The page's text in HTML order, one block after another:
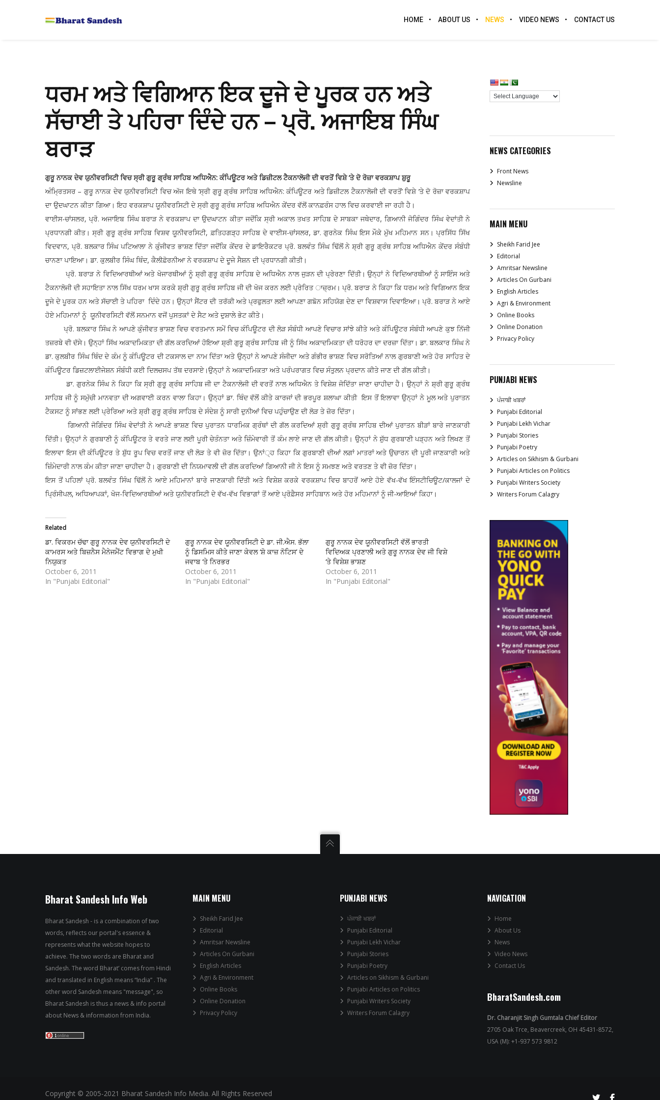
HOME ABOUT US NEWS VIDEO NEWS CONTACT US
ਧਰਮ ਅਤੇ ਵਿਗਿਆਨ ਇਕ ਦੂਜੇ ਦੇ ਪੂਰਕ ਹਨ ਅਤੇ
ਸੱਚਾਈ ਤੇ ਪਹਿਰਾ ਦਿੰਦੇ ਹਨ – ਪ੍ਰੋ. ਅਜਾਇਬ ਸਿੰਘ
ਬਰਾੜ
ਗੁਰੂ ਨਾਨਕ ਦੇਵ ਯੁਨੀਵਰਸਿਟੀ ਵਿਚ ਸ੍ਰੀ ਗੁਰੂ ਗ੍ਰੰਥ ਸਾਹਿਬ ਅਧਿਐਨ: ਕੰਪਿਊਟਰ ਅਤੇ ਡਿਜ਼ੀਟਲ ਟੈਕਨਾਲੋਜੀ ਦੀ ਵਰਤੋਂ ਵਿਸ਼ੇ ‘ਤੇ ਦੋ ਰੋਜ਼ਾ ਵਰਕਸ਼ਾਪ ਸ਼ੁਰੂ
ਅੰਮ੍ਰਿਤਸਰ – ਗੁਰੂ ਨਾਨਕ ਦੇਵ ਯੁਨੀਵਰਸਿਟੀ ਵਿਚ ਅੱਜ ਇਥੇ ‘ਸ੍ਰੀ ਗੁਰੂ ਗ੍ਰੰਥ ਸਾਹਿਬ ਅਧਿਐਨ: ਕੰਪਿਊਟਰ ਅਤੇ ਡਿਜ਼ੀਟਲ ਟੈਕਨਾਲੋਜੀ ਦੀ ਵਰਤੋਂ’ ਵਿਸ਼ੇ ‘ਤੇ ਦੋ ਰੋਜ਼ਾ ਵਰਕਸ਼ਾਪ
ਦਾ ਉਦਘਾਟਨ ਕੀਤਾ ਗਿਆ। ਇਹ ਵਰਕਸ਼ਾਪ ਯੂਨੀਵਰਸਿਟੀ ਦੇ ਸ੍ਰੀ ਗੁਰੂ ਗ੍ਰੰਥ ਸਾਹਿਬ ਅਧਿਐਨ ਕੇਂਦਰ ਵੱਲੋਂ ਕਾਨਫ਼ਰੰਸ ਹਾਲ ਵਿਚ ਕਰਵਾਈ ਜਾ ਰਹੀ ਹੈ।
ਵਾਈਸ-ਚਾਂਸਲਰ, ਪ੍ਰੋ. ਅਜਾਇਬ ਸਿੰਘ ਬਰਾੜ ਨੇ ਵਰਕਸ਼ਾਪ ਦਾ ਉਦਘਾਟਨ ਕੀਤਾ ਜਦੋਂਕਿ ਸ੍ਰੀ ਅਕਾਲ ਤਖਤ ਸਾਹਿਬ ਦੇ ਸਾਬਕਾ ਜਥੇਦਾਰ, ਗਿਆਨੀ ਜੋਗਿੰਦਰ ਸਿੰਘ ਵੇਦਾਂਤੀ ਨੇ
ਪ੍ਰਧਾਨਗੀ ਕੀਤ। ਸ੍ਰੀ ਗੁਰੂ ਗ੍ਰੰਥ ਸਾਹਿਬ ਵਿਸ਼ਵ ਯੂਨੀਵਰਸਿਟੀ, ਫ਼ਤਿਹਗੜ੍ਹ ਸਾਹਿਬ ਦੇ ਵਾਈਸ-ਚਾਂਸਲਰ, ਡਾ. ਗੁਰਨੇਕ ਸਿੰਘ ਇਸ ਮੌਕੇ ਮੁੱਖ ਮਹਿਮਾਨ ਸਨ। ਪ੍ਰਸਿੱਧ ਸਿੱਖ
ਵਿਦਵਾਨ, ਪ੍ਰੋ. ਬਲਕਾਰ ਸਿੰਘ ਪਟਿਆਲਾ ਨੇ ਕੁੰਜੀਵਤ ਭਾਸ਼ਣ ਦਿੱਤਾ ਜਦੋਂਕਿ ਕੇਂਦਰ ਦੇ ਡਾਇਰੈਕਟਰ ਪ੍ਰੋ. ਬਲਵੰਤ ਸਿੰਘ ਢਿੱਲੋਂ ਨੇ ਸ਼੍ਰੀ ਗੁਰੂ ਗ੍ਰੰਥ ਸਾਹਿਬ ਅਧਿਐਨ ਕੇਂਦਰ ਸੰਬੰਧੀ
ਚਾਨਣਾ ਪਾਇਆ। ਡਾ. ਕੁਲਬੀਰ ਸਿੰਘ ਥਿੰਦ, ਕੈਲੀਫ਼ੋਰਨੀਆ ਨੇ ਵਰਕਸ਼ਾਪ ਦੇ ਦੂਜੇ ਸੈਸ਼ਨ ਦੀ ਪ੍ਰਧਾਨਗੀ ਕੀਤੀ।
ਪ੍ਰੋ. ਬਰਾੜ ਨੇ ਵਿਦਿਆਰਥੀਆਂ ਅਤੇ ਖੋਜਾਰਥੀਆਂ ਨੂੰ ਸ਼੍ਰੀ ਗੁਰੂ ਗ੍ਰੰਥ ਸਾਹਿਬ ਦੇ ਅਧਿਐਨ ਨਾਲ ਜੁੜਨ ਦੀ ਪ੍ਰੇਰਣਾ ਦਿੱਤੀ। ਉਨ੍ਹਾਂ ਨੇ ਵਿਦਿਆਰਥੀਆਂ ਨੂੰ ਸਾਇੰਸ ਅਤੇ
ਟੈਕਨਾਲੋਜੀ ਦੀ ਸਹਾਇਤਾ ਨਾਲ ਸਿੱਖ ਧਰਮ ਖਾਸ ਕਰਕੇ ਸ਼੍ਰੀ ਗੁਰੂ ਗ੍ਰੰਥ ਸਾਹਿਬ ਜੀ ਦੀ ਖੋਜ ਕਰਨ ਲਈ ਪ੍ਰੇਰਿਤ ਾਜ਼੍ਰਮ। ਪ੍ਰੋ. ਬਰਾੜ ਨੇ ਕਿਹਾ ਕਿ ਧਰਮ ਅਤੇ ਵਿਗਿਆਨ ਇਕ
ਦੂਜੇ ਦੇ ਪੂਰਕ ਹਨ ਅਤੇ ਸੱਚਾਈ ਤੇ ਪਹਿਰਾ ਦਿੰਦੇ ਹਨ। ਉਨ੍ਹਾਂ ਸੈਂਟਰ ਦੀ ਤਰੱਕੀ ਅਤੇ ਪ੍ਰਫੁਲਤਾ ਲਈ ਆਪਣਾ ਗਙੋਨ ਸਹਿਯੋਗ ਦੇਣ ਦਾ ਵਿਸ਼ਵਾਸ ਦਿਵਾਇਆ। ਪ੍ਰੋ. ਬਰਾੜ ਨੇ ਆਏ
ਹੋਏ ਮਹਿਮਾਨਾਂ ਨੂੰ ਯੂਨੀਵਰਸਿਟੀ ਵੱਲੋਂ ਸਨਮਾਨ ਵਜੋਂ ਪੁਸਤਕਾਂ ਦੇ ਸੈਟ ਅਤੇ ਦੁਸ਼ਾਲੇ ਭੇਟ ਕੀਤੇ।
ਪ੍ਰੋ. ਬਲਕਾਰ ਸਿੰਘ ਨੇ ਆਪਣੇ ਕੁੰਜੀਵਤ ਭਾਸ਼ਣ ਵਿਚ ਵਰਤਮਾਨ ਸਮੇਂ ਵਿਚ ਕੰਪਿਊਟਰ ਦੀ ਲੋੜ ਸੰਬੰਧੀ ਆਪਣੇ ਵਿਚਾਰ ਸਾਂਝੇ ਕੀਤੇ ਅਤੇ ਕੰਪਿਊਟਰ ਸੰਬੰਧੀ ਆਪਣੇ ਕੁਝ ਨਿੱਜੀ
ਤਜ਼ਰਬੇ ਵੀ ਦੱਸੇ। ਉਨ੍ਹਾਂ ਸਿੱਖ ਅਕਾਦਮਿਕਤਾ ਦੀ ਗੱਲ ਕਰਦਿਆਂ ਹੋਇਆ ਸ਼੍ਰੀ ਗੁਰੂ ਗ੍ਰੰਥ ਸਾਹਿਬ ਜੀ ਨੂੰ ਸਿੱਖ ਅਕਾਦਮਿਕਤਾ ਦੀ ਧਰੋਹਰ ਦਾ ਦਰਜ਼ਾ ਦਿੱਤਾ। ਡਾ. ਬਲਕਾਰ ਸਿੰਘ ਨੇ
ਡਾ. ਕੁਲਬੀਰ ਸਿੰਘ ਥਿੰਦ ਦੇ ਕੰਮ ਨੂੰ ਕੰਪਿਊਟਰ ਦੀ ਟਕਸਾਲ ਦਾ ਨਾਮ ਦਿੱਤਾ ਅਤੇ ਉਨ੍ਹਾਂ ਨੇ ਆਪਣੇ ਸੰਜੀਦਾ ਅਤੇ ਗੰਭੀਰ ਭਾਸ਼ਣ ਵਿਚ ਸਰੋਤਿਆਂ ਨਾਲ ਗੁਰਬਾਣੀ ਅਤੇ ਹੋਰ ਸਾਹਿਤ ਦੇ
ਕੰਪਿਊਟਰ ਡਿਜ਼ਟਲਾਈਜੇਸ਼ਨ ਸੰਬੰਧੀ ਕਈ ਦਿਲਚਸਪ ਤੱਥ ਦਰਸਾਏ।ਉਨ੍ਹਾਂ ਨੇ ਅਕਾਦਮਿਕਤਾ ਅਤੇ ਪਰੰਪਰਾਗਤ ਵਿਚ ਸੰਤੁਲਨ ਪ੍ਰਦਾਨ ਕੀਤੇ ਜਾਣ ਦੀ ਗੱਲ ਕੀਤੀ।
ਡਾ. ਗੁਰਨੇਕ ਸਿੰਘ ਨੇ ਕਿਹਾ ਕਿ ਸ੍ਰੀ ਗੁਰੂ ਗ੍ਰੰਥ ਸਾਹਿਬ ਜੀ ਦਾ ਟੈਕਨਾਲੋਜੀ ਦੀ ਵਰਤੋਂ ਨਾਲ ਅਧਿਐਨ ਤੇ ਵਿਸ਼ੇਸ਼ ਜੋਦਿੱਤਾ ਜਾਣਾ ਚਾਹੀਦਾ ਹੈ। ਉਨ੍ਹਾਂ ਨੇ ਸ਼੍ਰੀ ਗੁਰੂ ਗ੍ਰੰਥ
ਸਾਹਿਬ ਜੀ ਨੂੰ ਸਮੁੱਚੀ ਮਾਨਵਤਾ ਦੀ ਅਗਵਾਈ ਕਰਨ ਵਾਲਾ ਕਿਹਾ। ਉਨ੍ਹਾਂ ਡਾ. ਥਿੰਦ ਵੱਲੋਂ ਕੀਤੇ ਕਾਰਜਾਂ ਦੀ ਭਰਪੂਰ ਸ਼ਲਾਘਾ ਕੀਤੀ ਇਸ ਤੋਂ ਇਲਾਵਾ ਉਨ੍ਹਾਂ ਨੇ ਮੂਲ ਅਤੇ ਪੁਰਾਤਨ
ਟੈਕਸਟ ਨੂੰ ਸਾਂਭਣ ਲਈ ਪ੍ਰੇਰਿਆ ਅਤੇ ਸ਼੍ਰੀ ਗੁਰੂ ਗ੍ਰੰਥ ਸਾਹਿਬ ਦੇ ਸੰਦੇਸ਼ ਨੂੰ ਸਾਰੀ ਦੁਨੀਆਂ ਵਿਚ ਪਹੁੰਚਾਉਣ ਦੀ ਲੋੜ ਤੇ ਜ਼ੋਰ ਦਿੱਤਾ।
ਗਿਆਨੀ ਜੋਗਿੰਦਰ ਸਿੰਘ ਵੇਦਾਂਤੀ ਨੇ ਆਪਣੇ ਭਾਸ਼ਣ ਵਿਚ ਪੁਰਾਤਨ ਧਾਰਮਿਕ ਗ੍ਰੰਥਾਂ ਦੀ ਗੱਲ ਕਰਦਿਆਂ ਸ਼੍ਰੀ ਗੁਰੂ ਗ੍ਰੰਥ ਸਾਹਿਬ ਦੀਆਂ ਪੁਰਾਤਨ ਬੀੜਾਂ ਬਾਰੇ ਜਾਣਕਾਰੀ
ਦਿੱਤੀ। ਉਨ੍ਹਾਂ ਨੇ ਗੁਰਬਾਣੀ ਨੂੰ ਕੰਪਿਊਟਰ ਤੇ ਵਰਤੇ ਜਾਣ ਲਈ ਪੂਰੀ ਚੇਤੰਨਤਾ ਅਤੇ ਜ਼ਿੰਮੇਵਾਰੀ ਤੋਂ ਕੰਮ ਲਾਏ ਜਾਣ ਦੀ ਗੱਲ ਕੀਤੀ। ਉਨ੍ਹਾਂ ਨੇ ਸ਼ੁੱਧ ਗੁਰਬਾਣੀ ਪੜ੍ਹਨ ਅਤੇ ਲਿਖਣ ਤੋਂ
ਇਲਾਵਾ ਇਸ ਦੀ ਕੰਪਿਊਟਰ ਤੇ ਸ਼ੁੱਧ ਰੂਪ ਵਿਚ ਵਰਤੋਂ ਜਾਣ ਦੀ ਲੋੜ ਤੇ ਵੀ ਜ਼ੋਰ ਦਿੱਤਾ। ਉਨਾਂ੍ਹ ਕਿਹਾ ਕਿ ਗੁਰਬਾਣੀ ਦੀਆਂ ਲਗਾਂ ਮਾਤਰਾਂ ਅਤੇ ਉਚਾਰਨ ਦੀ ਪੂਰੀ ਜਾਣਕਾਰੀ ਅਤੇ
ਜ਼ਿੰਮੇਦਾਰੀ ਨਾਲ ਕੰਮ ਕੀਤਾ ਜਾਣਾ ਚਾਹੀਦਾ ਹੈ। ਗੁਰਬਾਣੀ ਦੀ ਨਿਯਮਾਵਲੀ ਦੀ ਗੱਲ ਕਰਦਿਆਂ ਗਿਆਨੀ ਜੀ ਨੇ ਇਸ ਨੂੰ ਸਮਝਣ ਅਤੇ ਵਰਤਣ ਤੇ ਵੀ ਜ਼ੋਰ ਦਿੱਤਾ।
ਇਸ ਤੋਂ ਪਹਿਲਾਂ ਪ੍ਰੋ. ਬਲਵੰਤ ਸਿੰਘ ਢਿੱਲੋਂ ਨੇ ਆਏ ਮਹਿਮਾਨਾਂ ਬਾਰੇ ਜਾਣਕਾਰੀ ਦਿੱਤੀ ਅਤੇ ਵਿਸ਼ੇਸ਼ ਕਰਕੇ ਵਰਕਸ਼ਾਪ ਵਿਚ ਬਾਹਰੋਂ ਆਏ ਹੋਏ ਵੱਖ-ਵੱਖ ਇੰਸਟੀਚਿਊਟ/ਕਾਲਜਾਂ ਦੇ
ਪ੍ਰਿੰਸੀਪਲ, ਅਧਿਆਪਕਾਂ, ਖੋਜ-ਵਿਦਿਆਰਥੀਆਂ ਅਤੇ ਯੁਨੀਵਰਸਿਟੀ ਦੇ ਵੱਖ-ਵੱਖ ਵਿਭਾਗਾਂ ਤੋਂ ਆਏ ਪ੍ਰੋਫ਼ੈਸਰ ਸਾਹਿਬਾਨ ਅਤੇ ਹੋਰ ਮਹਿਮਾਨਾਂ ਨੂੰ ਜੀ-ਆਇਆਂ ਕਿਹਾ।
Related
ਡਾ. ਵਿਕਰਮ ਚੱਢਾ ਗੁਰੂ ਨਾਨਕ ਦੇਵ ਯੁਨੀਵਰਸਿਟੀ ਦੇ
ਕਾਮਰਸ ਅਤੇ ਬਿਜ਼ਨੈਸ ਮੈਨੇਜਮੈਂਟ ਵਿਭਾਗ ਦੇ ਮੁਖੀ
ਨਿਯੁਕਤ
October 6, 2011
In "Punjabi Editorial"
ਗੁਰੂ ਨਾਨਕ ਦੇਵ ਯੂਨੀਵਰਸਿਟੀ ਦੇ ਡਾ. ਜੀ.ਐਸ. ਭੱਲਾ
ਨੂੰ ਡਿਸਮਿਸ ਕੀਤੇ ਜਾਣਾ ਕੇਵਲ ‘ਸ਼ੋ ਕਾਜ਼ ਨੋਟਿਸ’ ਦੇ
ਜਵਾਬ ‘ਤੇ ਨਿਰਭਰ
October 6, 2011
In "Punjabi Editorial"
ਗੁਰੂ ਨਾਨਕ ਦੇਵ ਯੂਨੀਵਰਸਿਟੀ ਵੱਲੋਂ ਭਾਰਤੀ
ਵਿਦਿਅਕ ਪ੍ਰਣਾਲੀ ਅਤੇ ਗੁਰੂ ਨਾਨਕ ਦੇਵ ਜੀ ਵਿਸ਼ੇ
‘ਤੇ ਵਿਸ਼ੇਸ਼ ਭਾਸ਼ਣ
October 6, 2011
In "Punjabi Editorial"
NEWS CATEGORIES
Front News
Newsline
MAIN MENU
Sheikh Farid Jee
Editorial
Amritsar Newsline
Articles On Gurbani
English Articles
Agri & Environment
Online Books
Online Donation
Privacy Policy
PUNJABI NEWS
ਪੰਜਾਬੀ ਖਬਰਾਂ
Punjabi Editorial
Punjabi Lekh Vichar
Punjabi Stories
Punjabi Poetry
Articles on Sikhism & Gurbani
Punjabi Articles on Politics
Punjabi Writers Society
Writers Forum Calagry
Bharat Sandesh Info Web
Bharat Sandesh - is a combination of two
words, reflects our portal's essence &
represents what the website hopes to
achieve. The two words are Bharat and
Sandesh. The word Bharat’ comes from Hindi
and translated in English means “India” . The
other word Sandesh means "message", so
Bharat Sandesh is thus a news & info portal
about News & information from India.
MAIN MENU
Sheikh Farid Jee
Editorial
Amritsar Newsline
Articles On Gurbani
English Articles
Agri & Environment
Online Books
Online Donation
Privacy Policy
PUNJABI NEWS
ਪੰਜਾਬੀ ਖਬਰਾਂ
Punjabi Editorial
Punjabi Lekh Vichar
Punjabi Stories
Punjabi Poetry
Articles on Sikhism & Gurbani
Punjabi Articles on Politics
Punjabi Writers Society
Writers Forum Calagry
NAVIGATION
Home
About Us
News
Video News
Contact Us
BharatSandesh.com
Dr. Charanjit Singh Gumtala Chief Editor
2705 Oak Trce, Beavercreek, OH 45431-8572,
USA (M): +1-937 573 9812
Copyright © 2005-2021 Bharat Sandesh Info Media. All Rights Reserved